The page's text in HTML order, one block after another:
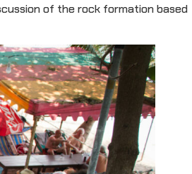
of the rock formation based